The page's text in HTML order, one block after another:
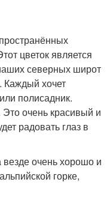
цветок является
северных широт
Каждый хочет
полисадник.
очень красивый и
радовать глаз в
очень хорошо и
горке,